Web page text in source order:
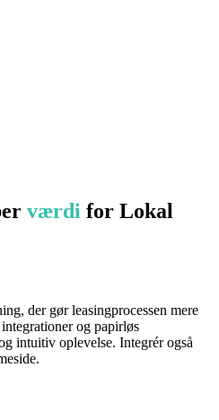
værdi for Lokal
der gør leasingprocessen mere
og papirløs
intuitiv oplevelse. Integrér også